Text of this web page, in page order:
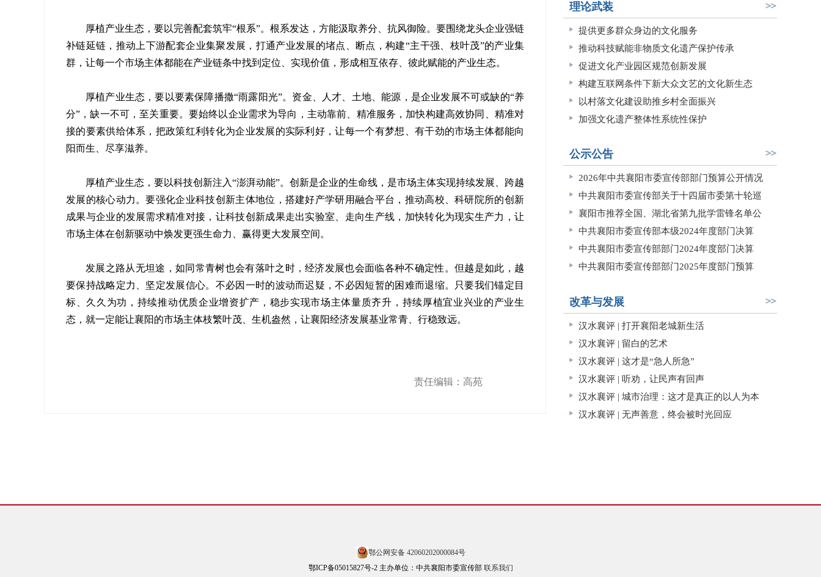
厚植产业生态，要以完善配套筑牢“根系”。根系发达，方能汲取养分、抗风御险。要围绕龙头企业强链
补链延链，推动上下游配套企业集聚发展，打通产业发展的堵点、断点，构建“主干强、枝叶茂”的产业集
群，让每一个市场主体都能在产业链条中找到定位、实现价值，形成相互依存、彼此赋能的产业生态。
厚植产业生态，要以要素保障播撒“雨露阳光”。资金、人才、土地、能源，是企业发展不可或缺的“养
分”，缺一不可，至关重要。要始终以企业需求为导向，主动靠前、精准服务，加快构建高效协同、精准对
接的要素供给体系，把政策红利转化为企业发展的实际利好，让每一个有梦想、有干劲的市场主体都能向
阳而生、尽享滋养。
厚植产业生态，要以科技创新注入“澎湃动能”。创新是企业的生命线，是市场主体实现持续发展、跨越
发展的核心动力。要强化企业科技创新主体地位，搭建好产学研用融合平台，推动高校、科研院所的创新
成果与企业的发展需求精准对接，让科技创新成果走出实验室、走向生产线，加快转化为现实生产力，让
市场主体在创新驱动中焕发更强生命力、赢得更大发展空间。
发展之路从无坦途，如同常青树也会有落叶之时，经济发展也会面临各种不确定性。但越是如此，越
要保持战略定力、坚定发展信心。不必因一时的波动而迟疑，不必因短暂的困难而退缩。只要我们锚定目
标、久久为功，持续推动优质企业增资扩产，稳步实现市场主体量质齐升，持续厚植宜业兴业的产业生
态，就一定能让襄阳的市场主体枝繁叶茂、生机盎然，让襄阳经济发展基业常青、行稳致远。
责任编辑：高苑
理论武装
提供更多群众身边的文化服务
推动科技赋能非物质文化遗产保护传承
促进文化产业园区规范创新发展
构建互联网条件下新大众文艺的文化新生态
以村落文化建设助推乡村全面振兴
加强文化遗产整体性系统性保护
公示公告
2026年中共襄阳市委宣传部部门预算公开情况
中共襄阳市委宣传部关于十四届市委第十轮巡
襄阳市推荐全国、湖北省第九批学雷锋名单公
中共襄阳市委宣传部本级2024年度部门决算
中共襄阳市委宣传部部门2024年度部门决算
中共襄阳市委宣传部部门2025年度部门预算
改革与发展
汉水襄评 | 打开襄阳老城新生活
汉水襄评 | 留白的艺术
汉水襄评 | 这才是“急人所急”
汉水襄评 | 听劝，让民声有回声
汉水襄评 | 城市治理：这才是真正的以人为本
汉水襄评 | 无声善意，终会被时光回应
鄂公网安备 42060202000084号
鄂ICP备05015827号-2 主办单位：中共襄阳市委宣传部 联系我们